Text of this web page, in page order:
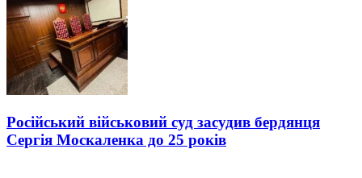
Російський військовий суд засудив бердянця
Сергія Москаленка до 25 років